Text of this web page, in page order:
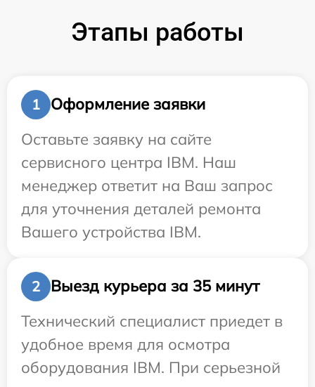
Этапы работы
1
Оформление заявки
Оставьте заявку на сайте
сервисного центра IBM. Наш
менеджер ответит на Ваш запрос
для уточнения деталей ремонта
Вашего устройства IBM.
2
Выезд курьера за 35 минут
Технический специалист приедет в
удобное время для осмотра
оборудования IBM. При серьезной